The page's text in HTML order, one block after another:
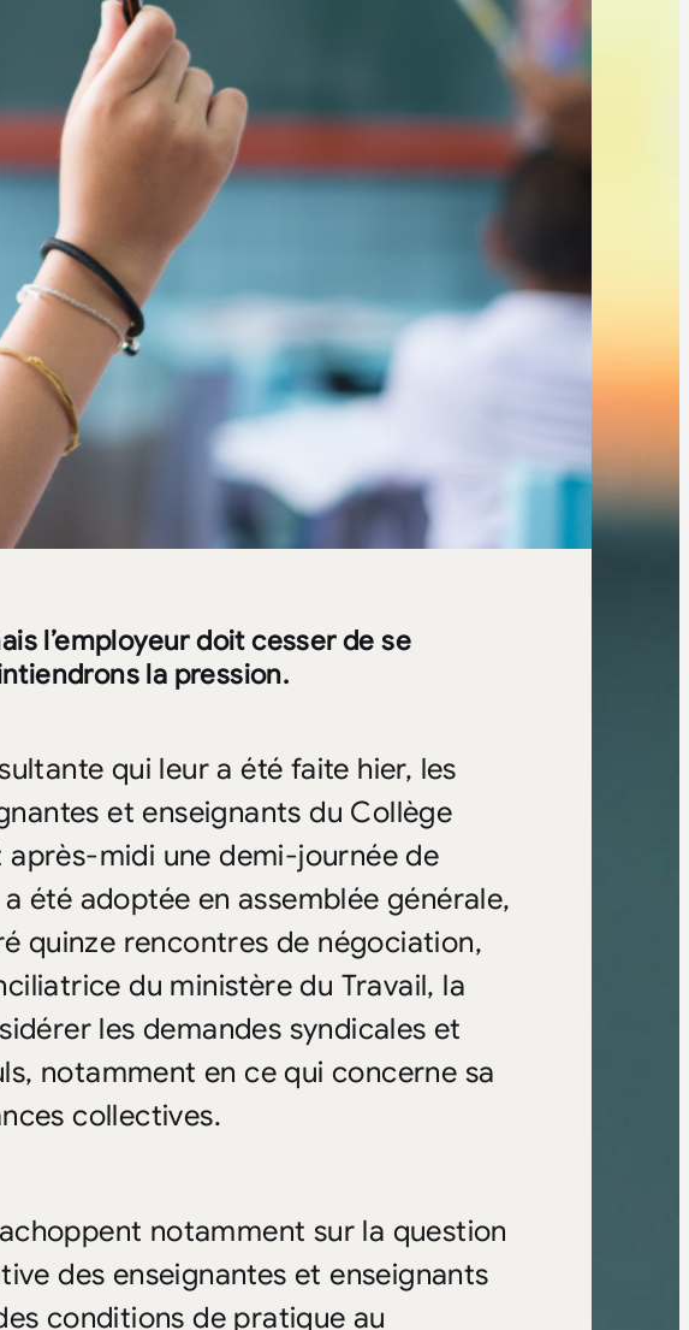
l’employeur doit cesser de se
la pression.
qui leur a été faite hier, les
et enseignants du Collège
midi une demi-journée de
été adoptée en assemblée générale,
quinze rencontres de négociation,
du ministère du Travail, la
les demandes syndicales et
notamment en ce qui concerne sa
collectives.
notamment sur la question
des enseignantes et enseignants
conditions de pratique au